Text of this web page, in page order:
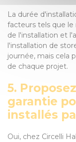
La durée
facteurs tels que le
de l'installation et
l'installation de
journée, mais cela
de chaque projet.
5.
garantie
installés
Oui, chez Circelli